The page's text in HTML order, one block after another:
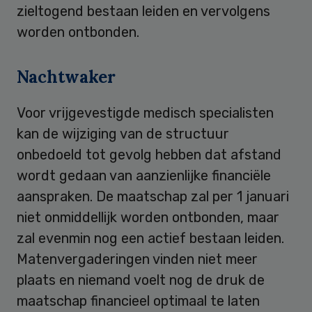
zieltogend bestaan leiden en vervolgens
worden ontbonden.
Nachtwaker
Voor vrijgevestigde medisch specialisten
kan de wijziging van de structuur
onbedoeld tot gevolg hebben dat afstand
wordt gedaan van aanzienlijke financiële
aanspraken. De maatschap zal per 1 januari
niet onmiddellijk worden ontbonden, maar
zal evenmin nog een actief bestaan leiden.
Matenvergaderingen vinden niet meer
plaats en niemand voelt nog de druk de
maatschap financieel optimaal te laten